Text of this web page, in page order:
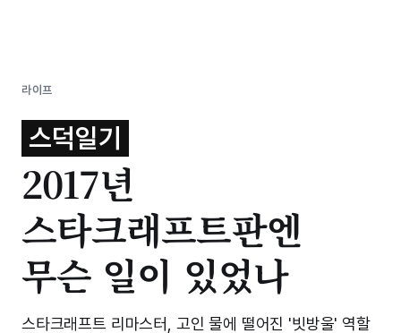
라이프
스덕일기
2017년
스타크래프트판엔
무슨 일이 있었나
스타크래프트 리마스터, 고인 물에 떨어진 '빗방울' 역할